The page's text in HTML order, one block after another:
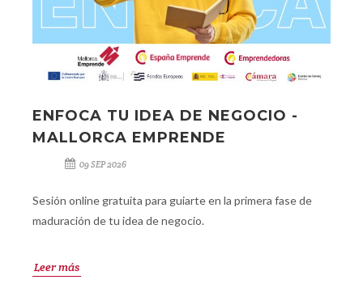
ENFOCA TU IDEA DE NEGOCIO -
MALLORCA EMPRENDE
09 SEP 2026
Sesión online gratuita para guiarte en la primera fase de
maduración de tu idea de negocio.
Leer más